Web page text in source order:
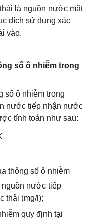
là nguồn nước mặt
đích sử dụng xác
vào.
số ô nhiễm trong
số ô nhiễm trong
nước tiếp nhận nước
tính toán như sau:
thông số ô nhiễm
nguồn nước tiếp
thải (mg/l);
quy định tại